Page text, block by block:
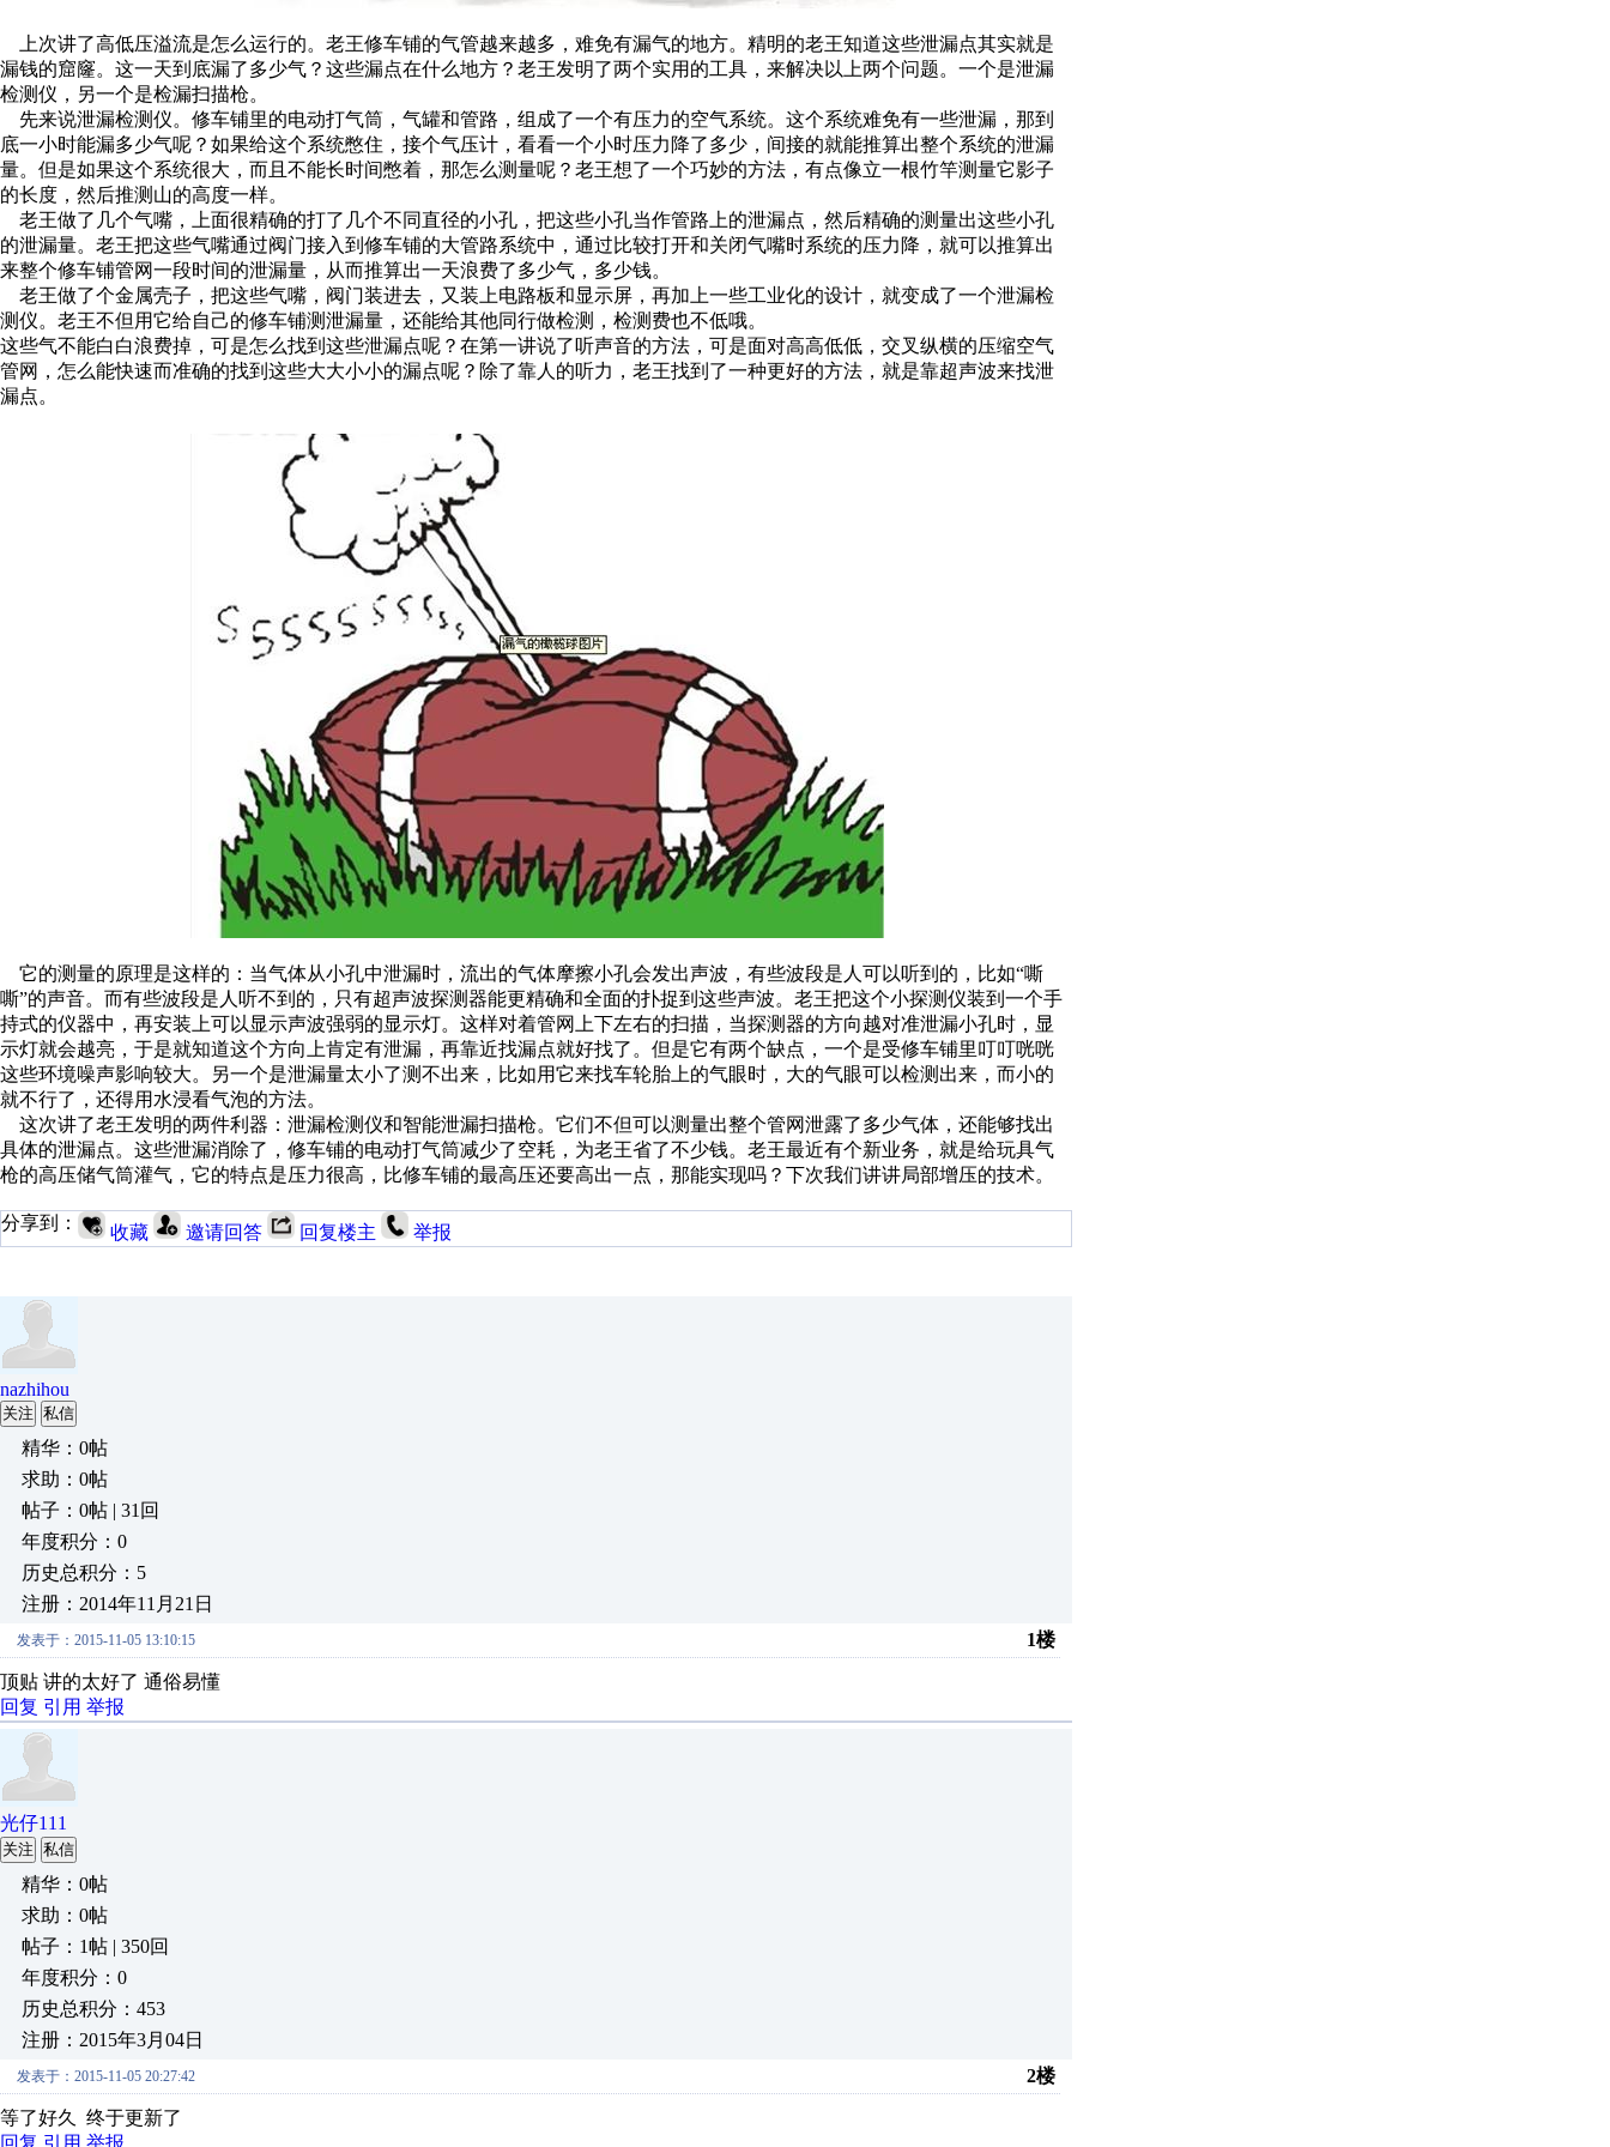
上次讲了高低压溢流是怎么运行的。老王修车铺的气管越来越多，难免有漏气的地方。精明的老王知道这些泄漏点其实就是
漏钱的窟窿。这一天到底漏了多少气？这些漏点在什么地方？老王发明了两个实用的工具，来解决以上两个问题。一个是泄漏
检测仪，另一个是检漏扫描枪。
先来说泄漏检测仪。修车铺里的电动打气筒，气罐和管路，组成了一个有压力的空气系统。这个系统难免有一些泄漏，那到
底一小时能漏多少气呢？如果给这个系统憋住，接个气压计，看看一个小时压力降了多少，间接的就能推算出整个系统的泄漏
量。但是如果这个系统很大，而且不能长时间憋着，那怎么测量呢？老王想了一个巧妙的方法，有点像立一根竹竿测量它影子
的长度，然后推测山的高度一样。
老王做了几个气嘴，上面很精确的打了几个不同直径的小孔，把这些小孔当作管路上的泄漏点，然后精确的测量出这些小孔
的泄漏量。老王把这些气嘴通过阀门接入到修车铺的大管路系统中，通过比较打开和关闭气嘴时系统的压力降，就可以推算出
来整个修车铺管网一段时间的泄漏量，从而推算出一天浪费了多少气，多少钱。
老王做了个金属壳子，把这些气嘴，阀门装进去，又装上电路板和显示屏，再加上一些工业化的设计，就变成了一个泄漏检
测仪。老王不但用它给自己的修车铺测泄漏量，还能给其他同行做检测，检测费也不低哦。
这些气不能白白浪费掉，可是怎么找到这些泄漏点呢？在第一讲说了听声音的方法，可是面对高高低低，交叉纵横的压缩空气
管网，怎么能快速而准确的找到这些大大小小的漏点呢？除了靠人的听力，老王找到了一种更好的方法，就是靠超声波来找泄
漏点。
它的测量的原理是这样的：当气体从小孔中泄漏时，流出的气体摩擦小孔会发出声波，有些波段是人可以听到的，比如“嘶
嘶”的声音。而有些波段是人听不到的，只有超声波探测器能更精确和全面的扑捉到这些声波。老王把这个小探测仪装到一个手
持式的仪器中，再安装上可以显示声波强弱的显示灯。这样对着管网上下左右的扫描，当探测器的方向越对准泄漏小孔时，显
示灯就会越亮，于是就知道这个方向上肯定有泄漏，再靠近找漏点就好找了。但是它有两个缺点，一个是受修车铺里叮叮咣咣
这些环境噪声影响较大。另一个是泄漏量太小了测不出来，比如用它来找车轮胎上的气眼时，大的气眼可以检测出来，而小的
就不行了，还得用水浸看气泡的方法。
这次讲了老王发明的两件利器：泄漏检测仪和智能泄漏扫描枪。它们不但可以测量出整个管网泄露了多少气体，还能够找出
具体的泄漏点。这些泄漏消除了，修车铺的电动打气筒减少了空耗，为老王省了不少钱。老王最近有个新业务，就是给玩具气
枪的高压储气筒灌气，它的特点是压力很高，比修车铺的最高压还要高出一点，那能实现吗？下次我们讲讲局部增压的技术。
分享到： 收藏 邀请回答 回复楼主 举报
nazhihou
关注 私信
精华：0帖
求助：0帖
帖子：0帖 | 31回
年度积分：0
历史总积分：5
注册：2014年11月21日
发表于：2015-11-05 13:10:15 1楼
顶贴 讲的太好了 通俗易懂
回复 引用 举报
光仔111
关注 私信
精华：0帖
求助：0帖
帖子：1帖 | 350回
年度积分：0
历史总积分：453
注册：2015年3月04日
发表于：2015-11-05 20:27:42 2楼
等了好久 终于更新了
回复 引用 举报